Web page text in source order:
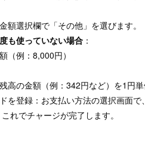
額選択欄で「その他」を選びます。
も使っていない場合 ：
（例：8,000円）
高の金額（例：342円など）を1円単
を登録：お支払い方法の選択画面
れでチャージが完了します。